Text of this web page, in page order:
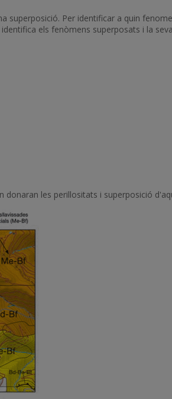
superposició. Per identificar a quin
els fenòmens superposats i la
les perillositats i superposició